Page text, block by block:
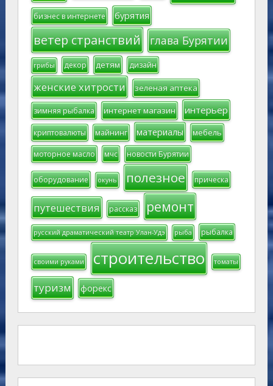
бизнес в интернете бурятия
ветер странствий глава Бурятии
грибы декор детям дизайн
женские хитрости зеленая аптека
зимняя рыбалка интернет магазин интерьер
криптовалюты майнинг материалы мебель
моторное масло мчс новости Бурятии
оборудование окунь полезное прическа
путешествия рассказ ремонт
русский драматический театр Улан-Удэ рыба рыбалка
своими руками строительство томаты
туризм форекс